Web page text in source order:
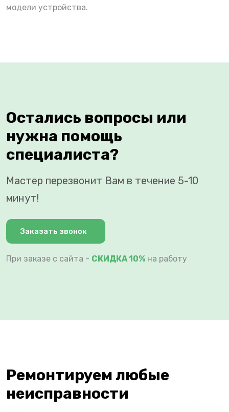
модели устройства.
Остались вопросы или
нужна помощь
специалиста?
Мастер перезвонит Вам в течение 5-10
минут!
Заказать звонок
При заказе с сайта - СКИДКА 10% на работу
Ремонтируем любые
неисправности